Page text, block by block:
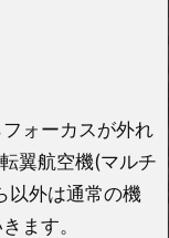
ォーカスが外れ
翼航空機(マルチ
以外は通常の機
ます。